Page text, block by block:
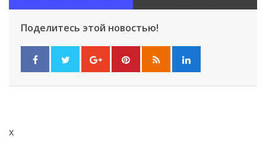
Поделитесь этой новостью!
x